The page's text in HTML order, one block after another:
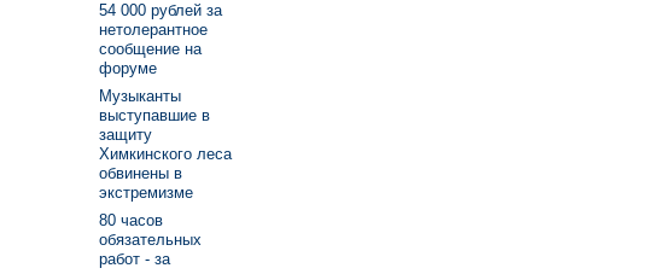
54 000 рублей за
нетолерантное
сообщение на
форуме
Музыканты
выступавшие в
защиту
Химкинского леса
обвинены в
экстремизме
80 часов
обязательных
работ - за